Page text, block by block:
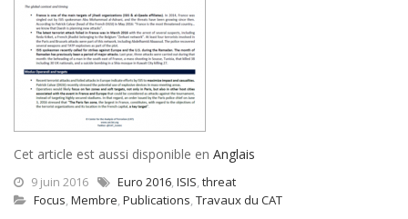
Cet article est aussi disponible en Anglais
9 juin 2016 Euro 2016, ISIS, threat
Focus, Membre, Publications, Travaux du CAT